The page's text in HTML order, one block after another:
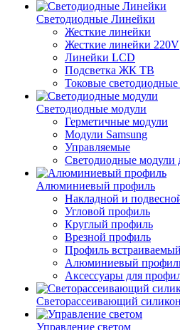
Светодиодные Линейки
Жесткие линейки
Жесткие линейки 220V
Линейки LCD
Подсветка ЖК ТВ
Токовые
Светодиодные модули
Герметичные модули
Модули Samsung
Управляемые
Светодиодные модули
Алюминиевый профиль
Накладной и
Угловой профиль
Круглый профиль
Врезной профиль
Профиль
Алюминиевый
Аксессуары для
Светорассеивающий
Управление светом